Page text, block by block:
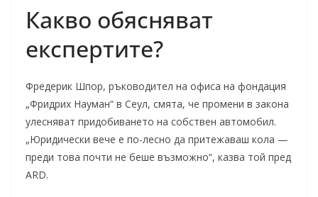
Какво обясняват
експертите?
Фредерик Шпор, ръководител на офиса на фондация
„Фридрих Науман“ в Сеул, смята, че промени в закона
улесняват придобиването на собствен автомобил.
„Юридически вече е по-лесно да притежаваш кола —
преди това почти не беше възможно“, казва той пред
ARD.